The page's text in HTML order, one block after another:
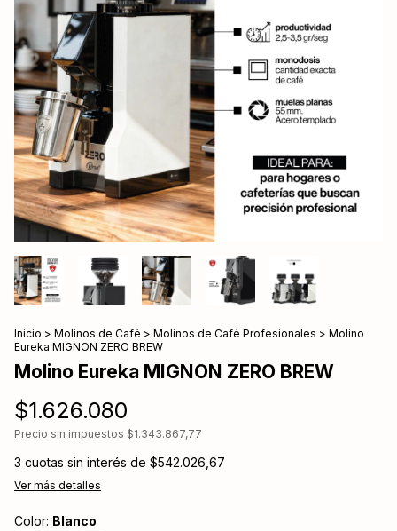
Inicio > Molinos de Café > Molinos de Café Profesionales > Molino
Eureka MIGNON ZERO BREW
Molino Eureka MIGNON ZERO BREW
$1.626.080
Precio sin impuestos $1.343.867,77
3 cuotas sin interés de $542.026,67
Ver más detalles
Color: Blanco